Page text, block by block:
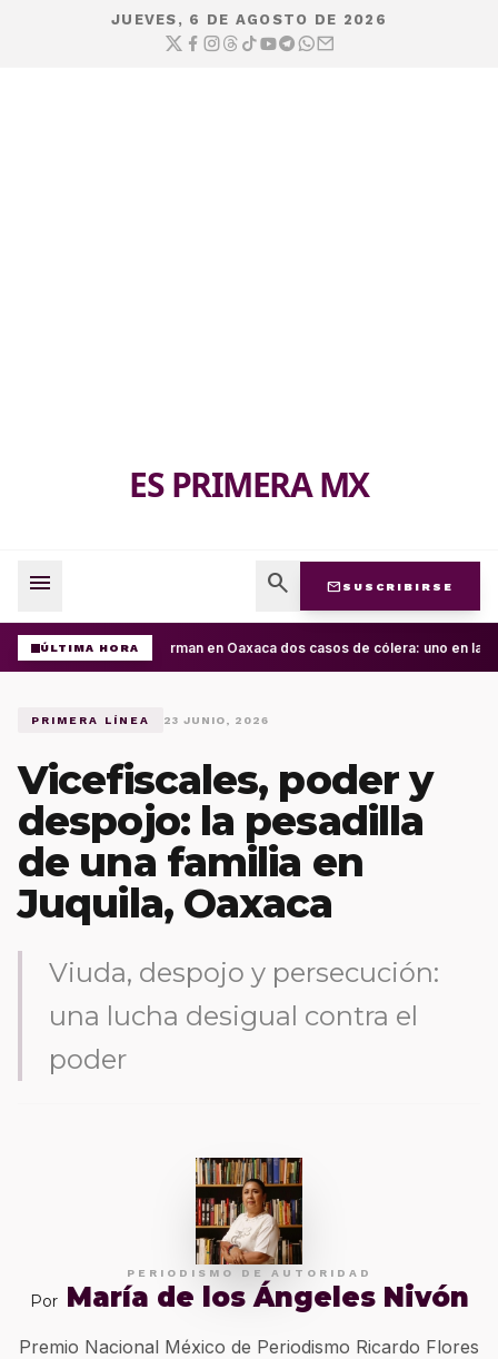
JUEVES, 6 DE AGOSTO DE 2026
ES PRIMERA MX
menu search mail SUSCRIBIRSE
ÚLTIMA HORAConfirman en Oaxaca dos casos de cólera: uno en la
PRIMERA LÍNEA 23 JUNIO, 2026
Vicefiscales, poder y
despojo: la pesadilla
de una familia en
Juquila, Oaxaca
Viuda, despojo y persecución:
una lucha desigual contra el
poder
PERIODISMO DE AUTORIDAD
Por María de los Ángeles Nivón
Premio Nacional México de Periodismo Ricardo Flores